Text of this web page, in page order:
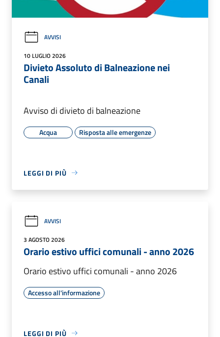
AVVISI
10 LUGLIO 2026
Divieto Assoluto di Balneazione nei
Canali
Avviso di divieto di balneazione
Acqua Risposta alle emergenze
LEGGI DI PIÙ
AVVISI
3 AGOSTO 2026
Orario estivo uffici comunali - anno 2026
Orario estivo uffici comunali - anno 2026
Accesso all'informazione
LEGGI DI PIÙ